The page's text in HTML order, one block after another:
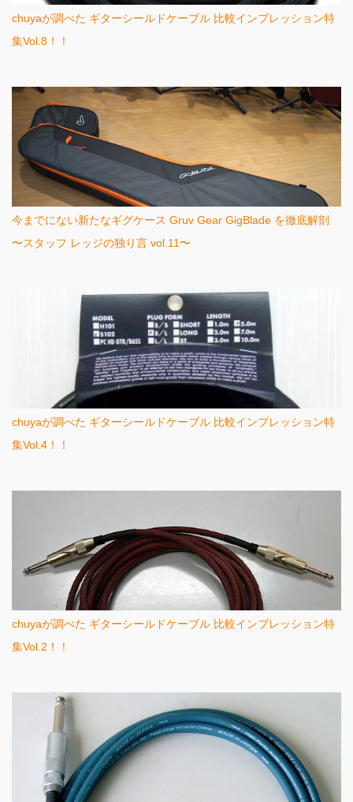
chuyaが調べた ギターシールドケーブル 比較インプレッション特
集Vol.8！！
今までにない新たなギグケース Gruv Gear GigBlade を徹底解剖
〜スタッフ レッジの独り言 vol.11〜
chuyaが調べた ギターシールドケーブル 比較インプレッション特
集Vol.4！！
chuyaが調べた ギターシールドケーブル 比較インプレッション特
集Vol.2！！